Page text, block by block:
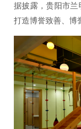
据披露，贵阳市
打造博誉致善、博